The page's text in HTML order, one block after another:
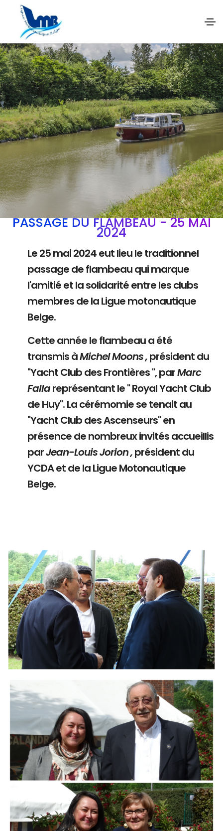
PASSAGE DU FLAMBEAU - 25 MAI
2024
Le 25 mai 2024 eut lieu le traditionnel
passage de flambeau qui marque
l'amitié et la solidarité entre les clubs
membres de la Ligue motonautique
Belge.
Cette année le flambeau a été
transmis àMichel Moons ,président du
"Yacht Club des Frontières ", parMarc
Fallareprésentant le " Royal Yacht Club
de Huy". La cérémomie se tenait au
"Yacht Club des Ascenseurs" en
présence de nombreux invités accueillis
parJean-Louis Jorion ,président du
YCDA et de la Ligue Motonautique
Belge.
Branding
ARMCHAIR
ARMCHAIR